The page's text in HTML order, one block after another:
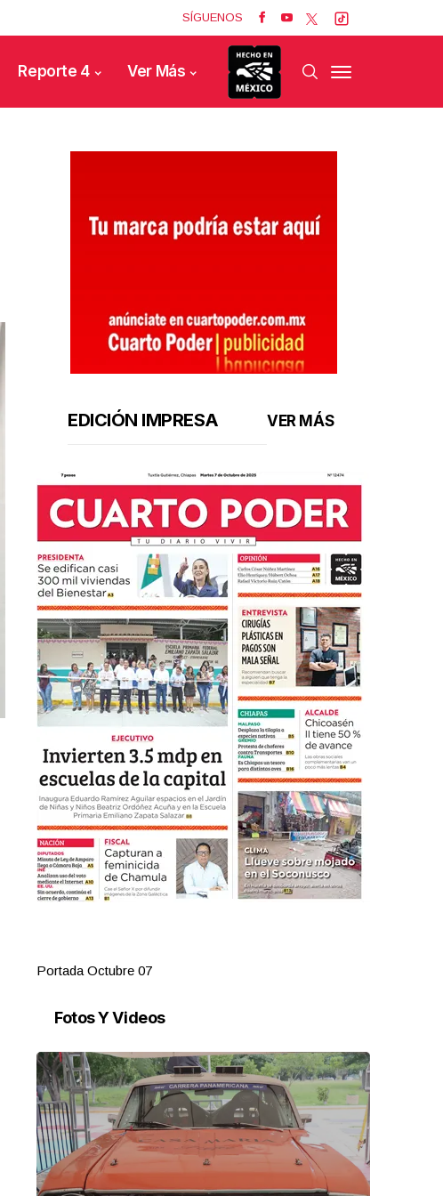
SÍGUENOS
Reporte 4 Ver Más
EDICIÓN IMPRESA VER MÁS
Portada Octubre 07
Fotos Y Videos